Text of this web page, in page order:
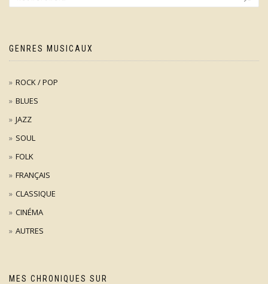
GENRES MUSICAUX
ROCK / POP
BLUES
JAZZ
SOUL
FOLK
FRANÇAIS
CLASSIQUE
CINÉMA
AUTRES
MES CHRONIQUES SUR